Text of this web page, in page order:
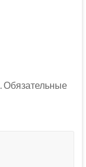
Обязательные